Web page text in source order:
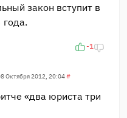
закон вступит в
года.
-1
Октября 2012, 20:04#
«два юриста три